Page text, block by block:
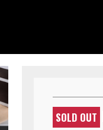
SOLD OUT